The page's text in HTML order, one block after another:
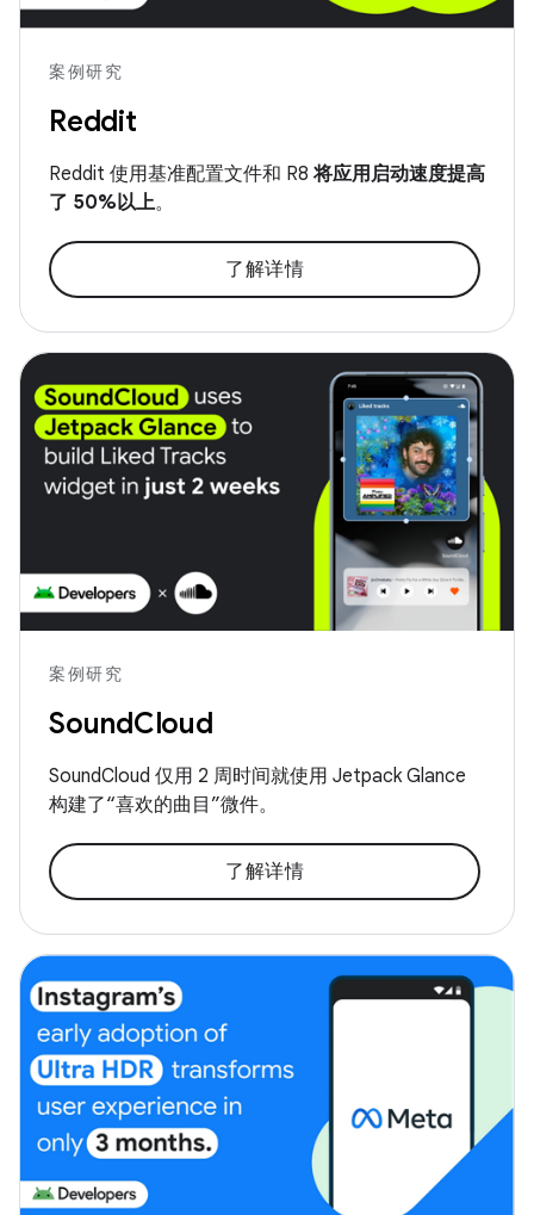
案例研究
Reddit
Reddit 使用基准配置文件和 R8将应用启动速度提高
了 50%以上。
了解详情
案例研究
SoundCloud
SoundCloud 仅用 2 周时间就使用 Jetpack Glance
构建了“喜欢的曲目”微件。
了解详情